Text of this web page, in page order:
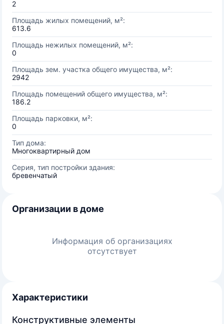
2
Площадь жилых помещений, м²:
613.6
Площадь нежилых помещений, м²:
0
Площадь зем. участка общего имущества, м²:
2942
Площадь помещений общего имущества, м²:
186.2
Площадь парковки, м²:
0
Тип дома:
Многоквартирный дом
Серия, тип постройки здания:
бревенчатый
Организации в доме
Информация об организациях
отсутствует
Характеристики
Конструктивные элементы